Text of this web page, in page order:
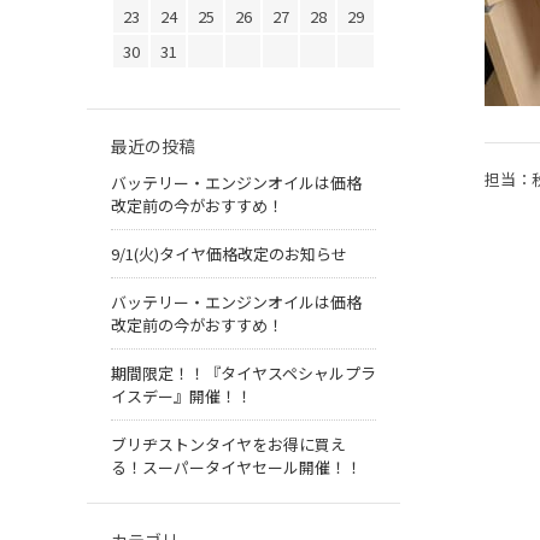
担当：
23 24 25 26 27 28
29
30
31
最近の投稿
バッテリー・エンジンオイルは価格
改定前の今がおすすめ！
9/1(火)タイヤ価格改定のお知らせ
バッテリー・エンジンオイルは価格
改定前の今がおすすめ！
期間限定！！『タイヤスペシャルプラ
イスデー』開催！！
ブリヂストンタイヤをお得に買え
る！スーパータイヤセール開催！！